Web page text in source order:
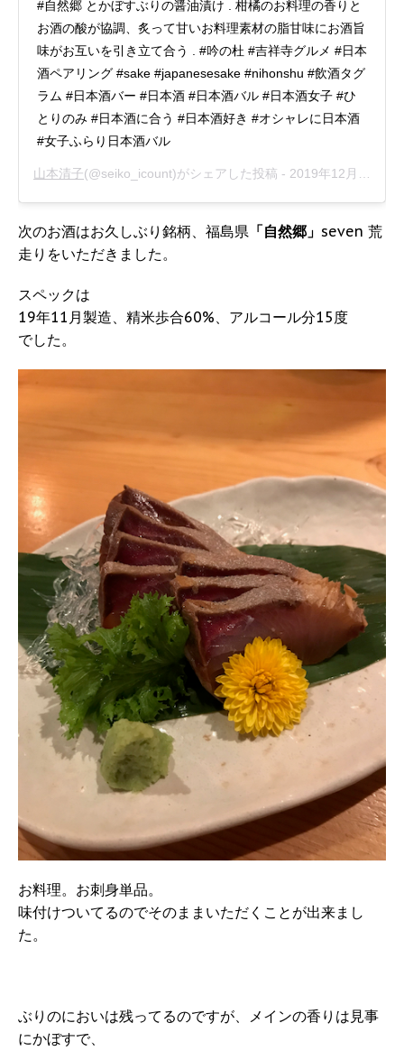
#自然郷 とかぼすぶりの醤油漬け . 柑橘のお料理の香りと
お酒の酸が協調、炙って甘いお料理素材の脂甘味にお酒旨
味がお互いを引き立て合う . #吟の杜 #吉祥寺グルメ #日本
酒ペアリング #sake #japanesesake #nihonshu #飲酒タグ
ラム #日本酒バー #日本酒 #日本酒バル #日本酒女子 #ひ
とりのみ #日本酒に合う #日本酒好き #オシャレに日本酒
#女子ふらり日本酒バル
山本清子(@seiko_icount)がシェアした投稿 - 2019年12月月10日午前1時33分PST
次のお酒はお久しぶり銘柄、福島県 「自然郷」 seven 荒
走りをいただきました。
スペックは
19年11月製造、精米歩合60%、アルコール分15度
でした。
お料理。お刺身単品。
味付けついてるのでそのままいただくことが出来まし
た。
ぶりのにおいは残ってるのですが、メインの香りは見事
にかぼすで、